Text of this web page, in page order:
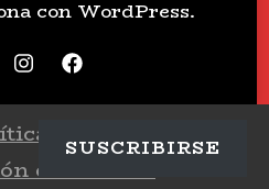
con WordPress.
SUSCRIBIRSE
de Privacidad
de Cookies